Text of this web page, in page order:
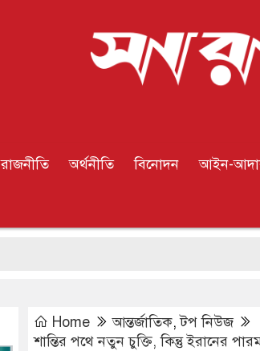
রাজনীতি অর্থনীতি বিনোদন আইন-
Home আন্তর্জাতিক,টপ নিউজ
শান্তির পথে নতুন চুক্তি, কিন্তু ইরানের